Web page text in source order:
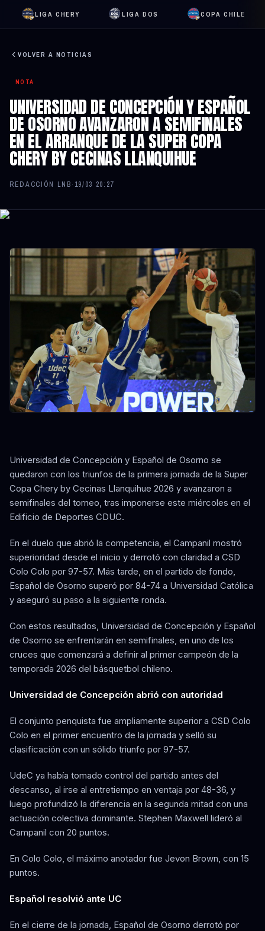
LIGA CHERY LIGA DOS COPA CHILE
VOLVER A NOTICIAS
NOTA
UNIVERSIDAD DE CONCEPCIÓN Y ESPAÑOL
DE OSORNO AVANZARON A SEMIFINALES
EN EL ARRANQUE DE LA SUPER COPA
CHERY BY CECINAS LLANQUIHUE
REDACCIÓN LNB· 19/03 20:27
Universidad de Concepción y Español de Osorno se
quedaron con los triunfos de la primera jornada de la Super
Copa Chery by Cecinas Llanquihue 2026 y avanzaron a
semifinales del torneo, tras imponerse este miércoles en el
Edificio de Deportes CDUC.
En el duelo que abrió la competencia, el Campanil mostró
superioridad desde el inicio y derrotó con claridad a CSD
Colo Colo por 97-57. Más tarde, en el partido de fondo,
Español de Osorno superó por 84-74 a Universidad Católica
y aseguró su paso a la siguiente ronda.
Con estos resultados, Universidad de Concepción y Español
de Osorno se enfrentarán en semifinales, en uno de los
cruces que comenzará a definir al primer campeón de la
temporada 2026 del básquetbol chileno.
Universidad de Concepción abrió con autoridad
El conjunto penquista fue ampliamente superior a CSD Colo
Colo en el primer encuentro de la jornada y selló su
clasificación con un sólido triunfo por 97-57.
UdeC ya había tomado control del partido antes del
descanso, al irse al entretiempo en ventaja por 48-36, y
luego profundizó la diferencia en la segunda mitad con una
actuación colectiva dominante. Stephen Maxwell lideró al
Campanil con 20 puntos.
En Colo Colo, el máximo anotador fue Jevon Brown, con 15
puntos.
Español resolvió ante UC
En el cierre de la jornada, Español de Osorno derrotó por